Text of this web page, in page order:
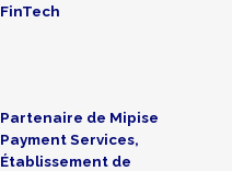
FinTech
Partenaire de Mipise
Payment Services,
Établissement de